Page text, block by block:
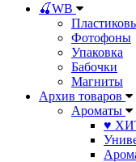
🍒WB
Фотофоны
Упаковка
Бабочки
Магниты
Архив товаров
Ароматы
♥